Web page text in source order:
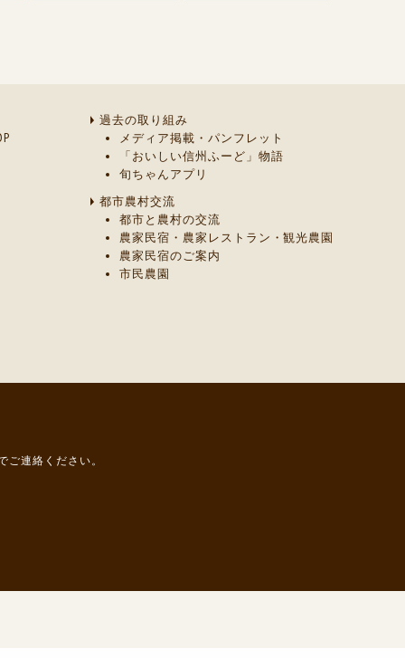
過去の取り組み
メディア掲載・パンフレット
「おいしい信州ふーど」物語
旬ちゃんアプリ
都市農村交流
都市と農村の交流
農家民宿・農家レストラン・観光農園
農家民宿のご案内
市民農園
連絡ください。